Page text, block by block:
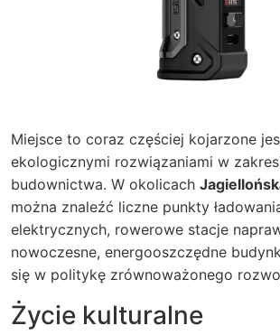
Miejsce to coraz częściej kojarzone
ekologicznymi rozwiązaniami w
budownictwa. W okolicach
można znaleźć liczne punkty
elektrycznych, rowerowe stacje
nowoczesne, energooszczędne
się w politykę zrównoważonego
Życie kulturalne